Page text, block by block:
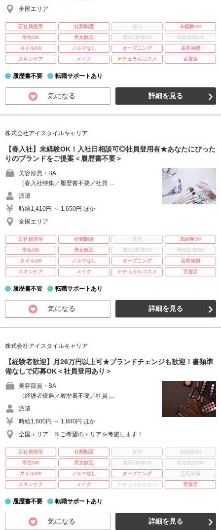
全国エリア
正社員登用 社割制度 賞与
未経験OK
学生OK
男女歓迎 週3日勤務OK
時短勤務OK
ネイルOK
ノルマなし オープニング
店長候補
スキンケア
メイク ナチュラルコスメ 百貨店
履歴書不要 転職サポートあり
気になる 詳細を見る
株式会社アイスタイルキャリア
【春入社】未経験OK！入社日相談可◎社員登用有★あなたにぴった
りのブランドをご提案＜履歴書不要＞
美容部員・BA
（春入社特集／履歴書不要／社員 …
派遣
時給1,410円 ～ 1,650円 ほか
全国エリア
正社員登用 社割制度 賞与
未経験OK
学生OK
男女歓迎 週3日勤務OK
時短勤務OK
ネイルOK
ノルマなし オープニング
店長候補
スキンケア
メイク ナチュラルコスメ 百貨店
履歴書不要 転職サポートあり
気になる 詳細を見る
株式会社アイスタイルキャリア
【経験者歓迎】月26万円以上可★ブランドチェンジも歓迎！書類準
備なしで応募OK＜社員登用あり＞
美容部員・BA
（経験者優遇／履歴書不要／社員 …
派遣
時給1,600円 ～ 1,880円 ほか
全国エリア ※ご希望のエリアを考慮します！
正社員登用 社割制度 賞与
未経験OK
学生OK
男女歓迎 週3日勤務OK
時短勤務OK
ネイルOK
ノルマなし オープニング
店長候補
スキンケア
メイク ナチュラルコスメ 百貨店
履歴書不要 転職サポートあり
気になる 詳細を見る